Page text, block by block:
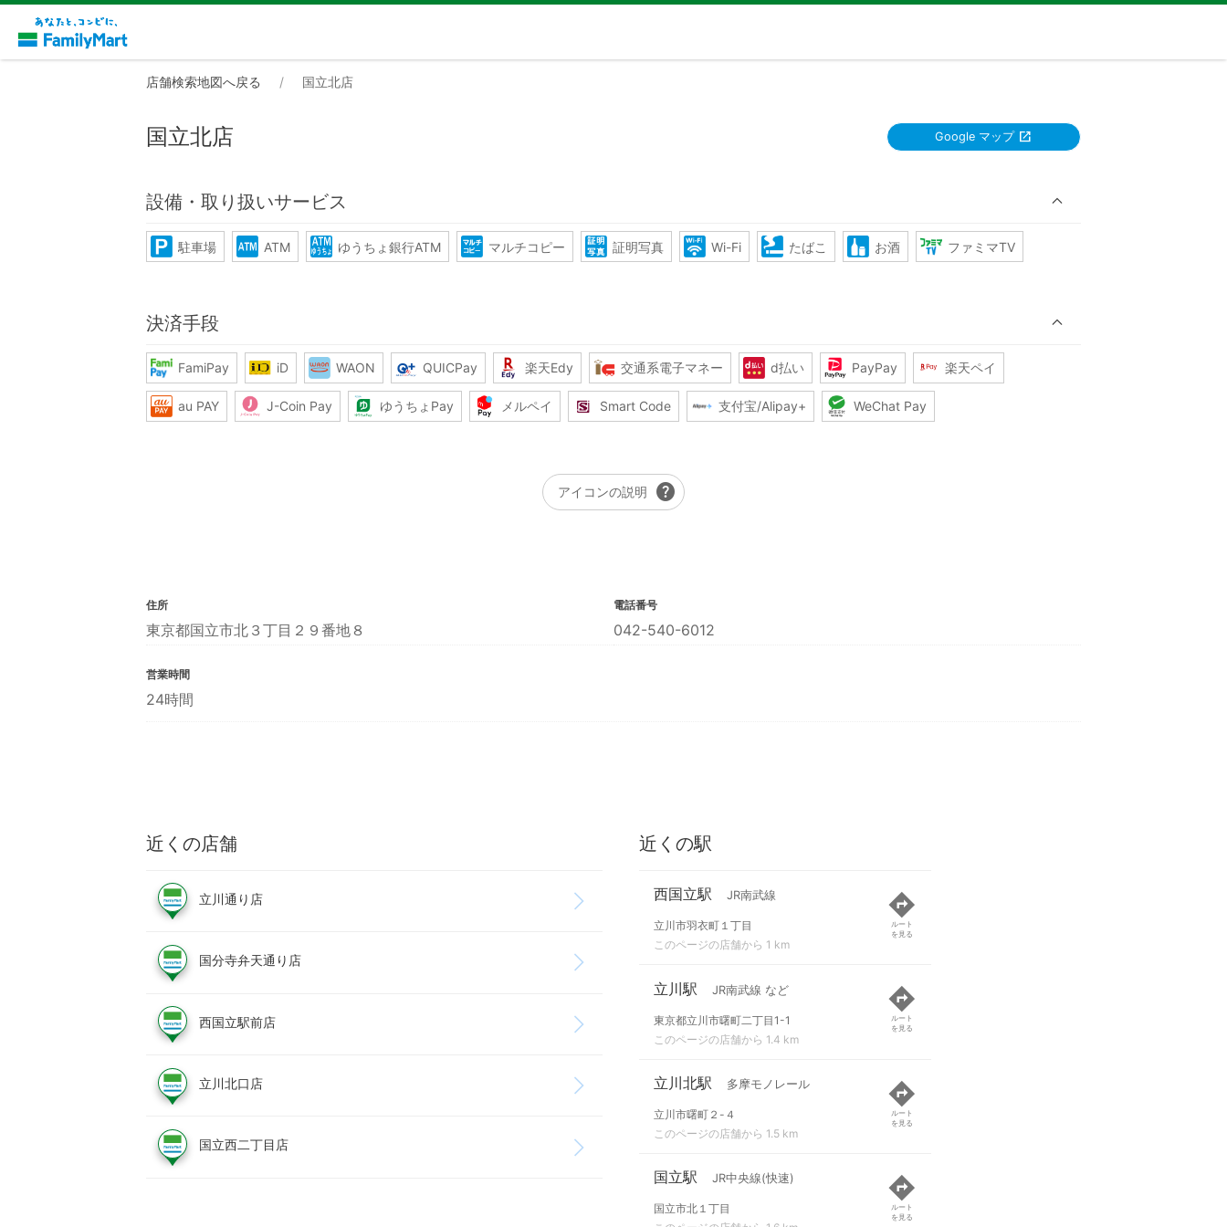
店舗検索地図へ戻る 国立北店
国立北店 Google マップ
設備・取り扱いサービス
駐車場 ATM ゆうちょ銀行ATM マルチコピー 証明写真 Wi-Fi たばこ お酒 ファミマTV
決済手段
FamiPay iD WAON QUICPay 楽天Edy 交通系電子マネー d払い PayPay 楽天ペイ
au PAY J-Coin Pay ゆうちょPay メルペイ Smart Code 支付宝/Alipay+ WeChat Pay
アイコンの説明 help
住所
東京都国立市北３丁目２９番地８
電話番号
042-540-6012
営業時間
24時間
近くの店舗
立川通り店
国分寺弁天通り店
西国立駅前店
立川北口店
国立西二丁目店
近くの駅
西国立駅 JR南武線
立川市羽衣町１丁目
このページの店舗から 1 km
ルート
を見る
立川駅 JR南武線 など
東京都立川市曙町二丁目1-1
このページの店舗から 1.4 km
ルート
を見る
立川北駅 多摩モノレール
立川市曙町２-４
このページの店舗から 1.5 km
ルート
を見る
国立駅 JR中央線(快速)
国立市北１丁目
ルート
を見る